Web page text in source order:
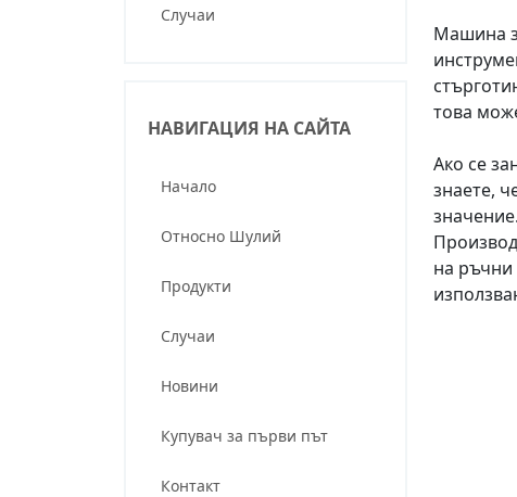
Случаи
НАВИГАЦИЯ НА САЙТА
Начало
Относно Шулий
Продукти
Случаи
Новини
Купувач за първи път
Контакт
Машина
това
Ако се
знаете,
на ръчни